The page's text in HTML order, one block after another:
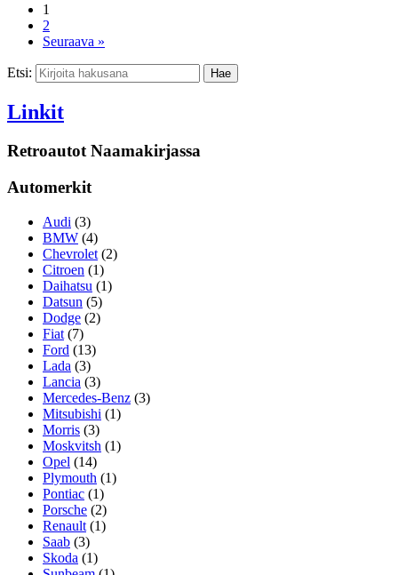
1
2
Seuraava »
Etsi:
Linkit
Retroautot Naamakirjassa
Automerkit
Audi (3)
BMW (4)
Chevrolet (2)
Citroen (1)
Daihatsu (1)
Datsun (5)
Dodge (2)
Fiat (7)
Ford (13)
Lada (3)
Lancia (3)
Mercedes-Benz (3)
Mitsubishi (1)
Morris (3)
Moskvitsh (1)
Opel (14)
Plymouth (1)
Pontiac (1)
Porsche (2)
Renault (1)
Saab (3)
Skoda (1)